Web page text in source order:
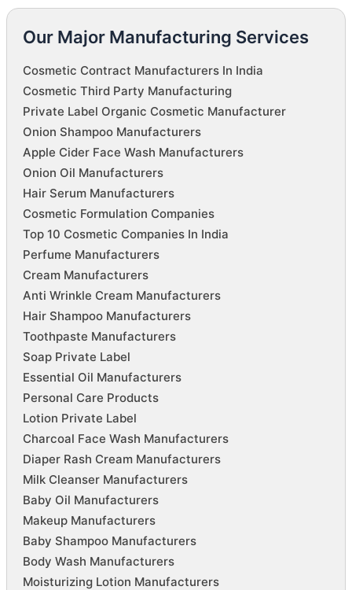
Our Major Manufacturing Services
Cosmetic Contract Manufacturers In India
Cosmetic Third Party Manufacturing
Private Label Organic Cosmetic Manufacturer
Onion Shampoo Manufacturers
Apple Cider Face Wash Manufacturers
Onion Oil Manufacturers
Hair Serum Manufacturers
Cosmetic Formulation Companies
Top 10 Cosmetic Companies In India
Perfume Manufacturers
Cream Manufacturers
Anti Wrinkle Cream Manufacturers
Hair Shampoo Manufacturers
Toothpaste Manufacturers
Soap Private Label
Essential Oil Manufacturers
Personal Care Products
Lotion Private Label
Charcoal Face Wash Manufacturers
Diaper Rash Cream Manufacturers
Milk Cleanser Manufacturers
Baby Oil Manufacturers
Makeup Manufacturers
Baby Shampoo Manufacturers
Body Wash Manufacturers
Moisturizing Lotion Manufacturers